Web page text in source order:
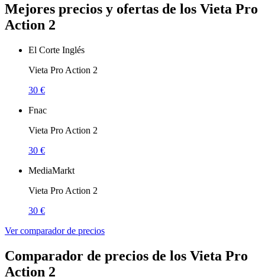
Mejores precios y ofertas de los Vieta Pro
Action 2
El Corte Inglés
Vieta Pro Action 2
30 €
Fnac
Vieta Pro Action 2
30 €
MediaMarkt
Vieta Pro Action 2
30 €
Ver comparador de precios
Comparador de precios de los Vieta Pro
Action 2